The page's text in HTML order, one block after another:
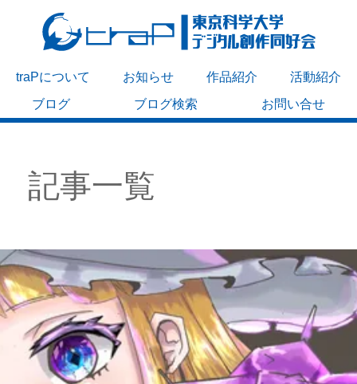
traPについて お知らせ 作品紹介
活動紹介
ブログ
ブログ検索 お問い合せ
記事一覧